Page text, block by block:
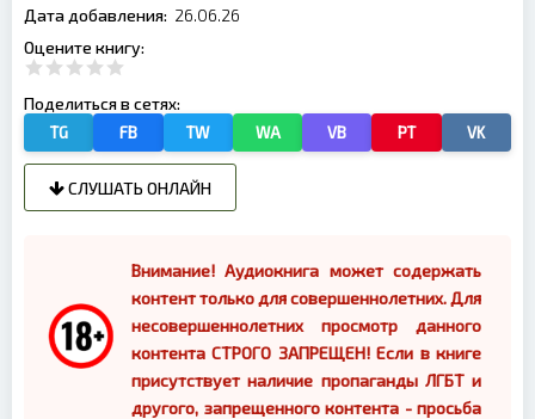
Дата добавления: 26.06.26
Оцените книгу:
Поделиться в сетях:
TG FB TW WA VB PT VK
СЛУШАТЬ ОНЛАЙН
Внимание! Аудиокнига может содержать
контент только для совершеннолетних. Для
несовершеннолетних просмотр данного
контента СТРОГО ЗАПРЕЩЕН! Если в книге
присутствует наличие пропаганды ЛГБТ и
другого, запрещенного контента - просьба